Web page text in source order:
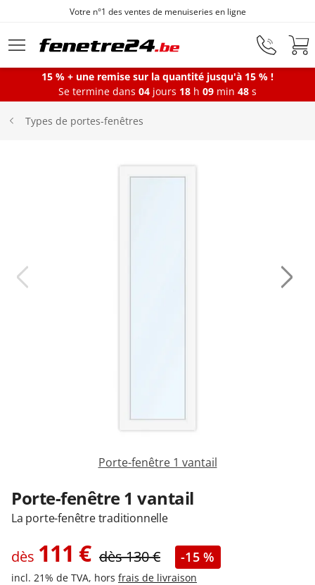
Aller au contenu principal
Fenêtres sur mesure depuis 1872
Fenêtres
Conseils gratuits
15 % + une remise sur la quantité jusqu'à 15 % !
Se termine dans 04 jours 18 h 09 min 47 s
Types de portes-fenêtres
Porte-fenêtre 1 vantail
Porte-fenêtre 1 vantail
La porte-fenêtre traditionnelle
dès 111 € dès130€ -15 %
incl. 21% de TVA, hors frais de livraison